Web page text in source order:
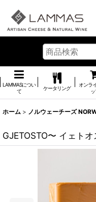
LAMMASについ
て
ケータリング
オンラ
ッ
ホーム > ノルウェーチーズ
GJETOSTO〜 イェトオ